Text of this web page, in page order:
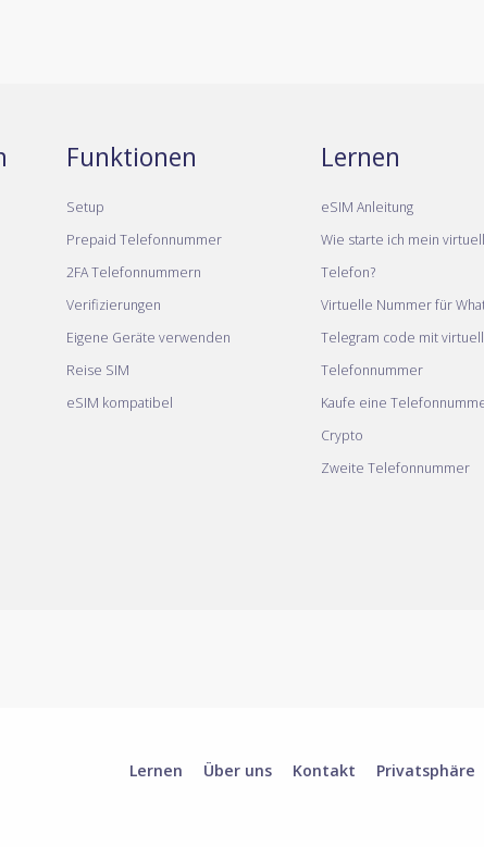
Funktionen
Setup
Prepaid Telefonnummer
2FA Telefonnummern
Verifizierungen
Eigene Geräte verwenden
Reise SIM
eSIM kompatibel
Lernen
eSIM Anleitung
Wie starte ich mein
Telefon?
Virtuelle Nummer für
Telegram code mit
Telefonnummer
Kaufe eine
Crypto
Zweite Telefonnummer
Lernen Über uns Kontakt Privatsphäre